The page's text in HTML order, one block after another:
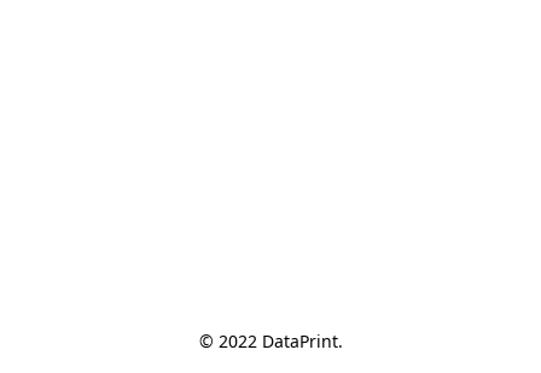
© 2022 DataPrint.